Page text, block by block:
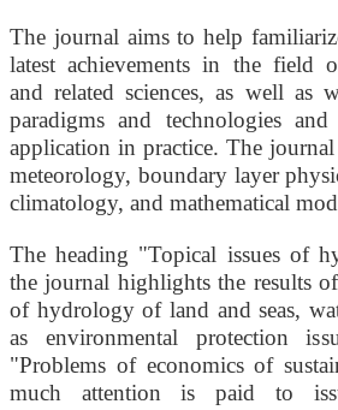
The journal aims to help
latest achievements in the field
and related sciences, as well as
paradigms and technologies
application in practice. The
meteorology, boundary layer
climatology, and mathematical
The heading "Topical issues of
the journal highlights the results
of hydrology of land and seas,
as environmental protection
"Problems of economics of
much attention is paid to